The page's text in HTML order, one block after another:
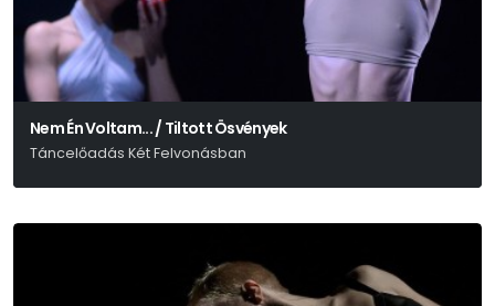
Nem Én Voltam... / Tiltott Ösvények
Táncelőadás Két Felvonásban